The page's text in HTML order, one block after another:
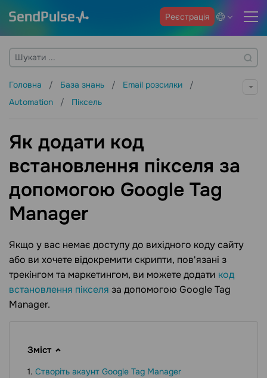
Реєстрація
Головна База знань
Email розсилки
Automation
Піксель
Як додати код
встановлення пікселя за
допомогою Google Tag
Manager
Якщо у вас немає доступу до вихідного коду сайту
або ви хочете відокремити скрипти, пов'язані з
трекінгом та маркетингом, ви можете додати код
встановлення пікселя за допомогою Google Tag
Manager.
Зміст
Створіть акаунт Google Tag Manager